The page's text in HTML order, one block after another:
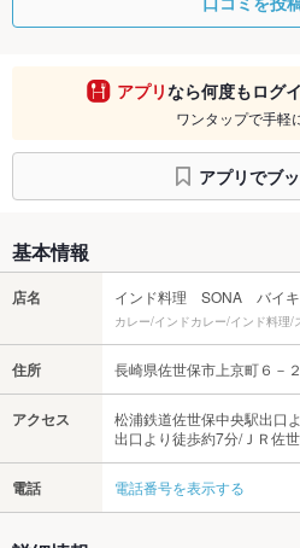
アプリなら何度もログ
ワンタップで手軽
アプリでブ
基本情報
店名 インド料理 SONA バイ
カレー/インドカレー/インド料理
住所 長崎県佐世保市上京町６－
アクセス
松浦鉄道佐世保中央駅出口
出口より徒歩約7分/ＪＲ佐
電話 電話番号を表示する